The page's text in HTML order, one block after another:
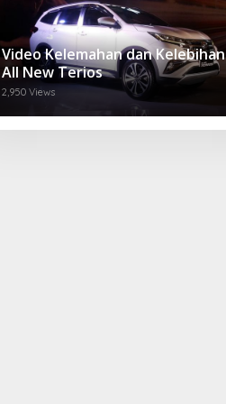
Video Kelemahan dan Kelebihan
All New Terios
2,950 Views